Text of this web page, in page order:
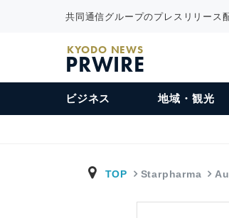
共同通信グループのプレスリリース
KYODO NEWS
PRWIRE
ビジネス 地域・観光
TOP Starpharma